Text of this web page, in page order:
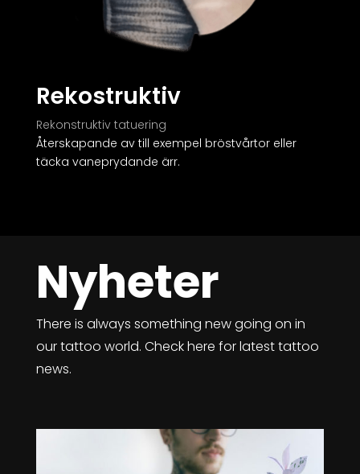
Rekostruktiv
Rekonstruktiv tatuering
Återskapande av till exempel bröstvårtor eller
täcka vaneprydande ärr.
Nyheter
There is always something new going on in
our tattoo world. Check here for latest tattoo
news.